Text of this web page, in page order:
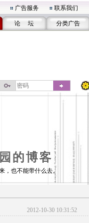
广告服务 联系我们
论 坛 分类广告
的博客
，也不能带什么去。
2012-10-30 10:31:52